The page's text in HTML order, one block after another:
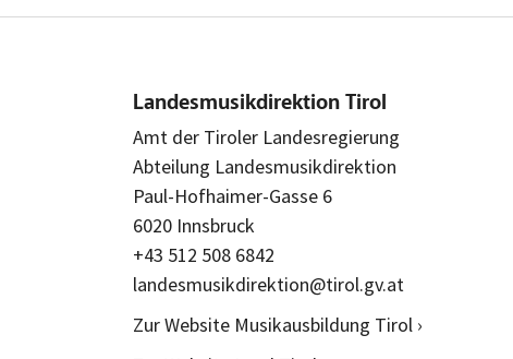
Landesmusikdirektion Tirol
Amt der Tiroler Landesregierung
Abteilung Landesmusikdirektion
Paul-Hofhaimer-Gasse 6
6020 Innsbruck
+43 512 508 6842
landesmusikdirektion@tirol.gv.at
Zur Website Musikausbildung Tirol ›